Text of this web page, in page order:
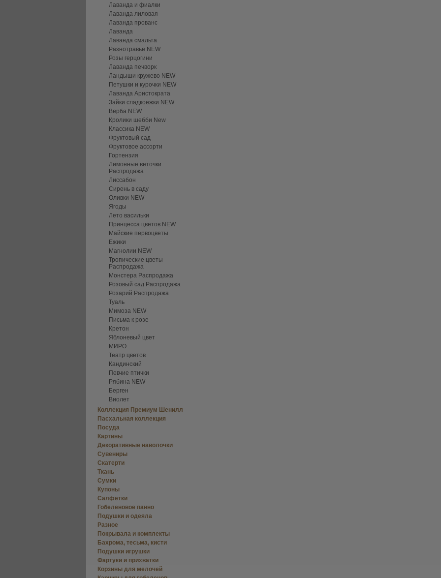
Лаванда и фиалки
Лаванда лиловая
Лаванда прованс
Лаванда
Лаванда смальта
Разнотравье NEW
Розы герцогини
Лаванда печворк
Ландыши кружево NEW
Петушки и курочки NEW
Лаванда Аристократа
Зайки сладкоежки NEW
Верба NEW
Кролики шебби New
Классика NEW
Фруктовый сад
Фруктовое ассорти
Гортензия
Лимонные веточки
Распродажа
Лиссабон
Сирень в саду
Оливки NEW
Ягоды
Лето васильки
Принцесса цветов NEW
Майские первоцветы
Ежики
Магнолии NEW
Тропические цветы
Распродажа
Монстера Распродажа
Розовый сад Распродажа
Розарий Распродажа
Туаль
Мимоза NEW
Письма к розе
Кретон
Яблоневый цвет
МИРО
Театр цветов
Кандинский
Певчие птички
Рябина NEW
Берген
Виолет
Коллекция Премиум Шенилл
Пасхальная коллекция
Посуда
Картины
Декоративные наволочки
Сувениры
Скатерти
Ткань
Сумки
Купоны
Салфетки
Гобеленовое панно
Подушки и одеяла
Разное
Покрывала и комплекты
Бахрома, тесьма, кисти
Подушки игрушки
Фартуки и прихватки
Корзины для мелочей